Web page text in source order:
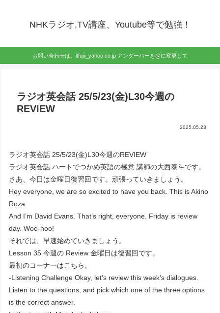
NHKラジオ,TV講座、Youtube等で勉強！
お問い合わせは、itfujii_yahoo.co.jp アンダーバーを@に変更して
ラジオ英会話 25/5/23(金)L30今週の
REVIEW
2025.05.23
ラジオ英会話 25/5/23(金)L30今週のREVIEW
ラジオ英会話 ハートでつかめ英語の極意 講師の大西泰斗です。
さあ、今日は金曜日復習回です。頑張っていきましょう。
Hey everyone, we are so excited to have you back. This is Akino
Roza.
And I’m David Evans. That’s right, everyone. Friday is review
day. Woo-hoo!
それでは、早速始めていきましょう。
Lesson 35 今週の Review 金曜日は復習回です。
最初のコーナーはこちら。
-Listening Challenge Okay, let’s review this week’s dialogues.
Listen to the questions, and pick which one of the three options
is the correct answer.